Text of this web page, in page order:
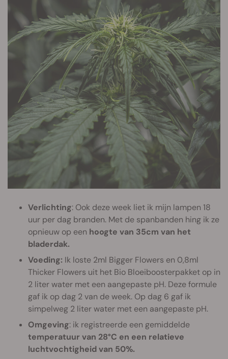
Verlichting: Ook deze week liet ik mijn lampen 18
uur per dag branden. Met de spanbanden hing ik ze
opnieuw op een hoogte van 35cm van het
bladerdak.
Voeding: Ik loste 2ml Bigger Flowers en 0,8ml
Thicker Flowers uit het Bio Bloeiboosterpakket op in
2 liter water met een aangepaste pH. Deze formule
gaf ik op dag 2 van de week. Op dag 6 gaf ik
simpelweg 2 liter water met een aangepaste pH.
Omgeving: ik registreerde een gemiddelde
temperatuur van 28°C en een relatieve
luchtvochtigheid van 50%.